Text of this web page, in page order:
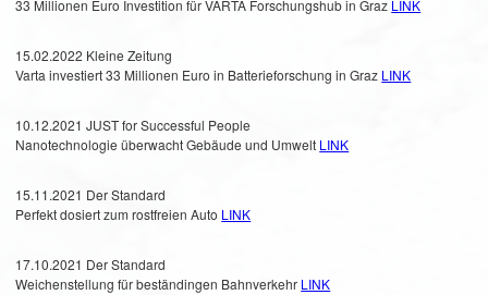
33 Millionen Euro Investition für VARTA Forschungshub in Graz LINK
15.02.2022 Kleine Zeitung
Varta investiert 33 Millionen Euro in Batterieforschung in Graz LINK
10.12.2021 JUST for Successful People
Nanotechnologie überwacht Gebäude und Umwelt LINK
15.11.2021 Der Standard
Perfekt dosiert zum rostfreien Auto LINK
17.10.2021 Der Standard
Weichenstellung für beständingen Bahnverkehr LINK